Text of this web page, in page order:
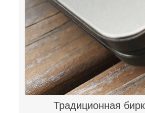
Традиционная